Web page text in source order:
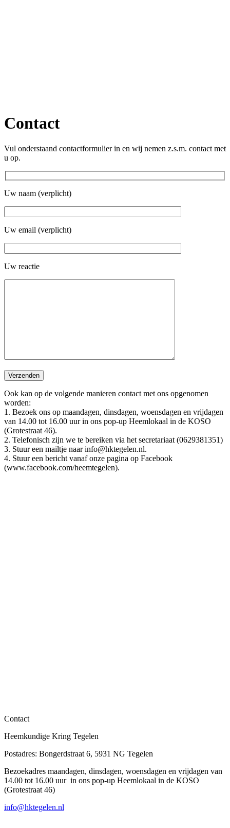
Contact
Vul onderstaand contactformulier in en wij nemen z.s.m. contact met
u op.
Uw naam (verplicht)
Uw email (verplicht)
Uw reactie
Gelieve dit veld leeg te laten.
Ook kan op de volgende manieren contact met ons opgenomen
worden:
1. Bezoek ons op maandagen, dinsdagen, woensdagen en vrijdagen
van 14.00 tot 16.00 uur in ons pop-up Heemlokaal in de KOSO
(Grotestraat 46).
2. Telefonisch zijn we te bereiken via het secretariaat (0629381351)
3. Stuur een mailtje naar info@hktegelen.nl.
4. Stuur een bericht vanaf onze pagina op Facebook
(www.facebook.com/heemtegelen).
Contact
Heemkundige Kring Tegelen
Postadres: Bongerdstraat 6, 5931 NG Tegelen
Bezoekadres maandagen, dinsdagen, woensdagen en vrijdagen van
14.00 tot 16.00 uur in ons pop-up Heemlokaal in de KOSO
(Grotestraat 46)
info@hktegelen.nl